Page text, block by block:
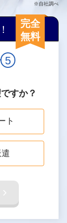
※自社調べ
！
完全
無料
5
すか？
ト